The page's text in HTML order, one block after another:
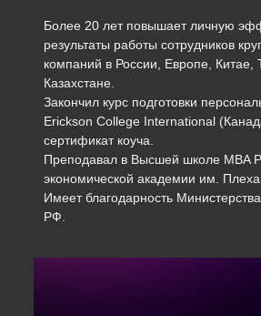
Более 20 лет повышает личную
результаты работы сотрудников
компаний в России, Европе,
Казахстане.
Закончил курс подготовки
Erickson College International
сертификат коуча.
Преподавал в Высшей школе MBA
экономической академии им.
Имеет благодарность
РФ.